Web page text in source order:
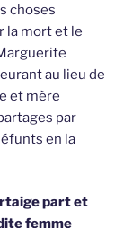
choses
la mort et le
au lieu de
et mère
par
en la
part et
femme